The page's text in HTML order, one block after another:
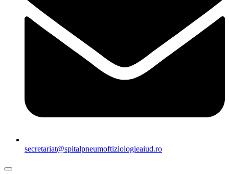
secretariat@spitalpneumoftiziologieaiud.ro